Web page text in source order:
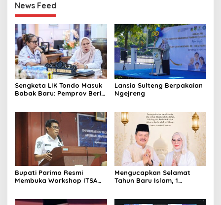
News Feed
Sengketa LIK Tondo Masuk
Babak Baru: Pemprov Beri
Lansia Sulteng Berpakaian
Ngejreng
Bupati Parimo Resmi
Membuka Workshop ITSA
Mengucapkan Selamat
Tahun Baru Islam, 1